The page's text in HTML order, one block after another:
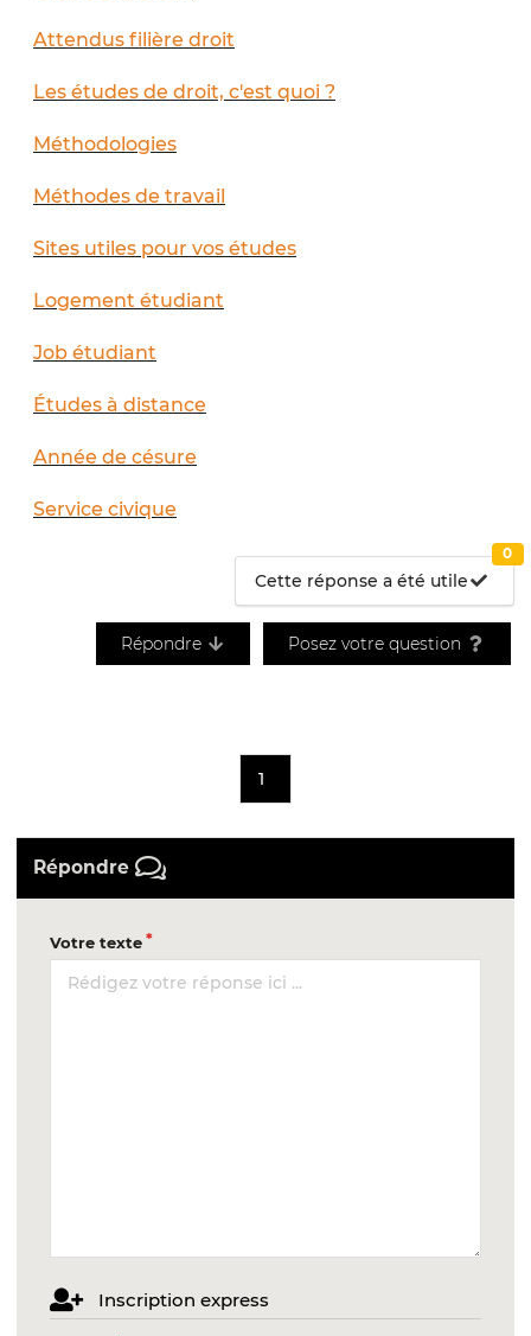
Attendus filière droit
Les études de droit, c'est quoi ?
Méthodologies
Méthodes de travail
Sites utiles pour vos études
Logement étudiant
Job étudiant
Études à distance
Année de césure
Service civique
Cette réponse a été utile
0
Répondre Posez votre question
1
Répondre
Votre texte
Inscription express